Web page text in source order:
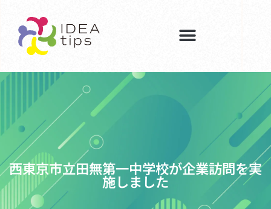
西東京市立田無第一中学校が企業訪問を実
施しました